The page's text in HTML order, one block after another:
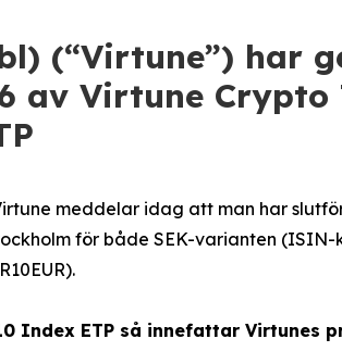
(“Virtune”) har
av Virtune Crypto
meddelar idag att man har
för både SEK-varianten
Index ETP så innefattar Virtunes